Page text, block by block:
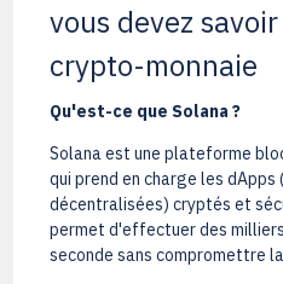
vous devez
crypto-monnaie
Qu'est-ce que Solana ?
Solana est une plateforme
qui prend en charge les dApps
décentralisées) cryptés et
permet d'effectuer des
seconde sans compromettre